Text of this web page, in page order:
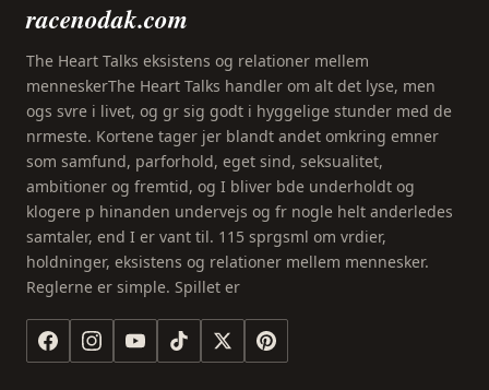
racenodak.com
The Heart Talks eksistens og relationer mellem
menneskerThe Heart Talks handler om alt det lyse, men
ogs svre i livet, og gr sig godt i hyggelige stunder med de
nrmeste. Kortene tager jer blandt andet omkring emner
som samfund, parforhold, eget sind, seksualitet,
ambitioner og fremtid, og I bliver bde underholdt og
klogere p hinanden undervejs og fr nogle helt anderledes
samtaler, end I er vant til. 115 sprgsml om vrdier,
holdninger, eksistens og relationer mellem mennesker.
Reglerne er simple. Spillet er